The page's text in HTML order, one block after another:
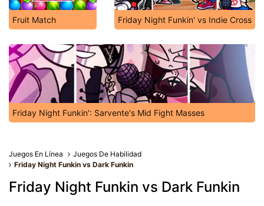
Fruit Match Friday Night Funkin' vs Indie Cross
Friday Night Funkin': Sarvente's Mid Fight Masses
Juegos En Línea
Juegos De Habilidad
Friday Night Funkin vs Dark Funkin
Friday Night Funkin vs Dark Funkin